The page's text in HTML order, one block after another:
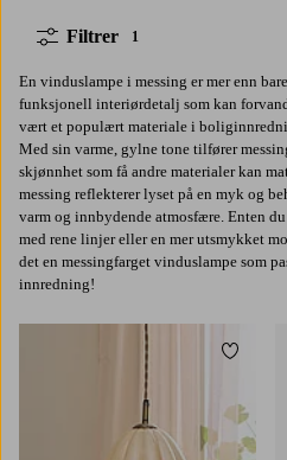
Filtrer 1
En vinduslampe i messing er mer enn
funksjonell interiørdetalj som kan
vært et populært materiale i
Med sin varme, gylne tone tilfører
skjønnhet som få andre materialer kan
messing reflekterer lyset på en myk og
varm og innbydende atmosfære. Enten
med rene linjer eller en mer utsmykket
det en messingfarget vinduslampe som
innredning!
Legg